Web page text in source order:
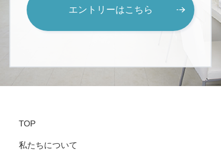
エントリーはこちら
TOP
私たちについて